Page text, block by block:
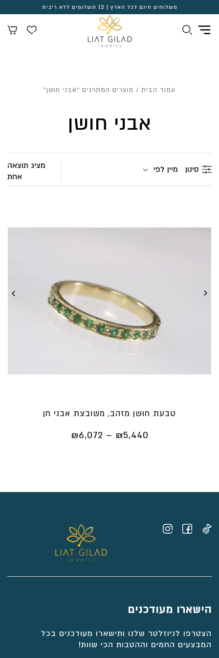
משלוחים חינם לכל הארץ | 12 תשלומים ללא ריבית
עמוד הבית / מוצרים המתויגים “אבני חושן”
אבני חושן
סינון מיין לפי
מציג תוצאה
אחת
טבעת חושן מזהב, משובצת אבני חן
₪5,440
–
₪6,072
הישארו מעודכנים
הצטרפו לניוזלטר שלנו ותישארו מעודכנים בכל
המבצעים החמים וההטבות הכי שוות!